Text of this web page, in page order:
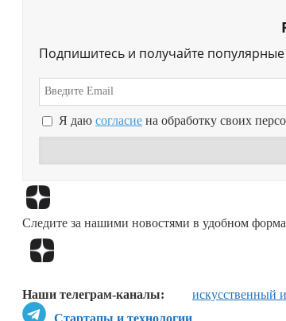
Подпишитесь и получайте
Я даю согласие на обработку своих
Следите за нашими новостями в удобном
Наши телеграм-каналы:
искусственный